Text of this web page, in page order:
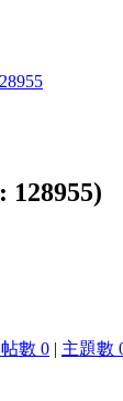
128955)
數 0 | 主題數